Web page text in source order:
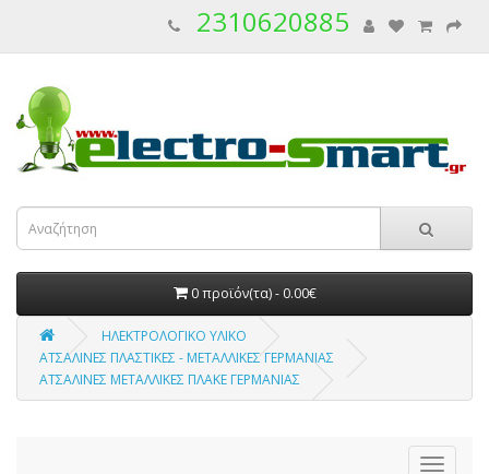
2310620885
0 προϊόν(τα) - 0.00€
ΗΛΕΚΤΡΟΛΟΓΙΚΟ ΥΛΙΚΟ
ΑΤΣΑΛΙΝΕΣ ΠΛΑΣΤΙΚΕΣ - ΜΕΤΑΛΛΙΚΕΣ ΓΕΡΜΑΝΙΑΣ
ΑΤΣΑΛΙΝΕΣ ΜΕΤΑΛΛΙΚΕΣ ΠΛΑΚΕ ΓΕΡΜΑΝΙΑΣ